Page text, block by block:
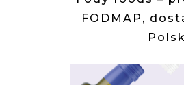
FODMAP,